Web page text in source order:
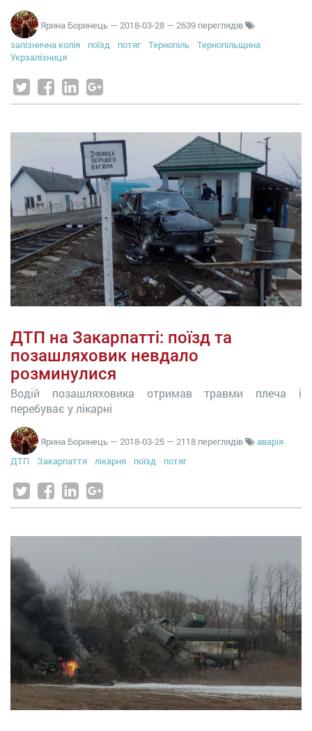
Ярина Боринець — 2018-03-28 — 2639 переглядів
залізнична колія
поїзд потяг Тернопіль
Тернопільщина
Укрзалізниця
ДТП на Закарпатті: поїзд та
позашляховик невдало
розминулися
Водій позашляховика отримав травми плеча і
перебуває у лікарні
Ярина Боринець — 2018-03-25 — 2118 переглядів
аварія
ДТП
Закарпаття лікарня поїзд потяг